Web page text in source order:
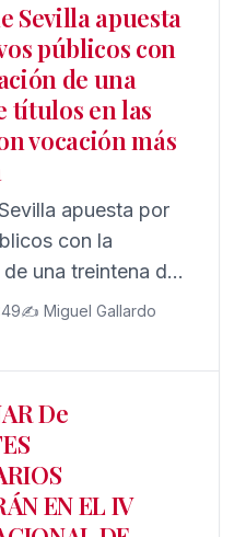
Sevilla apuesta
públicos con
de una
títulos en las
vocación más
apuesta por
con la
una treintena de
con
Europa
✍️ Miguel Gallardo
De
EN EL IV